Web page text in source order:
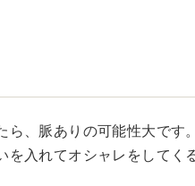
、脈ありの可能性大です。
入れてオシャレをしてく